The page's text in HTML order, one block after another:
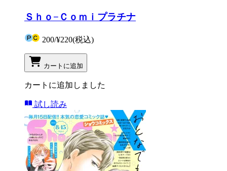
Ｓｈｏ−Ｃｏｍｉプラチナ
200/¥220(税込)
カートに追加
カートに追加しました
試し読み